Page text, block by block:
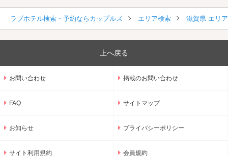
ラブホテル検索・予約ならカップルズ エリア検索 滋賀県 エリ
上へ戻る
お問い合わせ 掲載のお問い合わせ
FAQ サイトマップ
お知らせ プライバシーポリシー
サイト利用規約 会員規約